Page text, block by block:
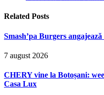
Related Posts
Smash’pa Burgers
7 august 2026
CHERY vine la Botoșani:
Casa Lux